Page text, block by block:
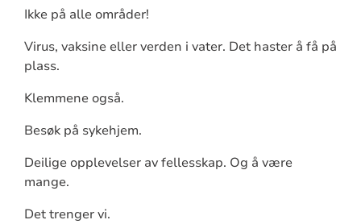
Ikke på alle områder!
Virus, vaksine eller verden i vater. Det haster å få på
plass.
Klemmene også.
Besøk på sykehjem.
Deilige opplevelser av fellesskap. Og å være
mange.
Det trenger vi.